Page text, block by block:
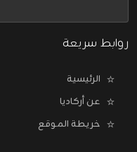
روابط سريعة
الرئيسية
عن أركاديا
خريطة الموقع